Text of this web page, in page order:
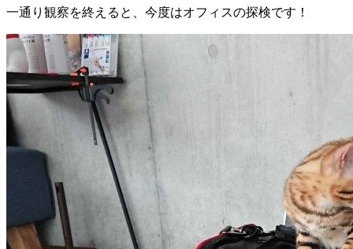
一通り観察を終えると、今度はオフィスの探検です！